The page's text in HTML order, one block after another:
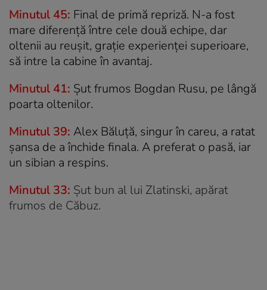
Minutul 45: Final de primă repriză. N-a fost
mare diferență între cele două echipe, dar
oltenii au reușit, grație experienței superioare,
să intre la cabine în avantaj.
Minutul 41: Șut frumos Bogdan Rusu, pe lângă
poarta oltenilor.
Minutul 39: Alex Băluță, singur în careu, a ratat
șansa de a închide finala. A preferat o pasă, iar
un sibian a respins.
Minutul 33: Șut bun al lui Zlatinski, apărat
frumos de Căbuz.